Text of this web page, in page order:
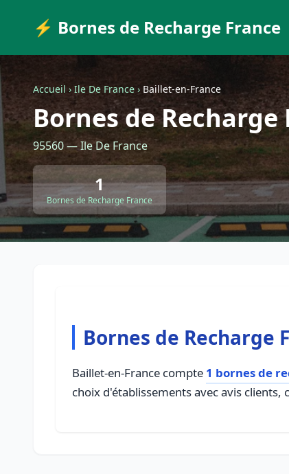
⚡ Bornes de Recharge France
Accueil › Ile De France › Baillet-en-France
Bornes de
95560 — Ile De France
1
Bornes de Recharge France
Bornes de Recharge
Baillet-en-France compte 1 bornes de
choix d'établissements avec avis clients,